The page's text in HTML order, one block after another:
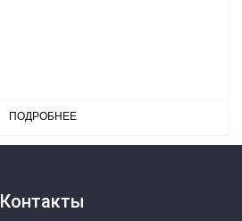
ПОДРОБНЕЕ
Контакты